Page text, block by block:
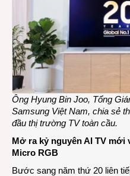
Ông Hyung Bin Joo, Tổng
Samsung Việt Nam, chia sẻ
đầu thị trường TV toàn cầu.
Mở ra kỷ nguyên AI TV mới
Micro RGB
Bước sang năm thứ 20 liên